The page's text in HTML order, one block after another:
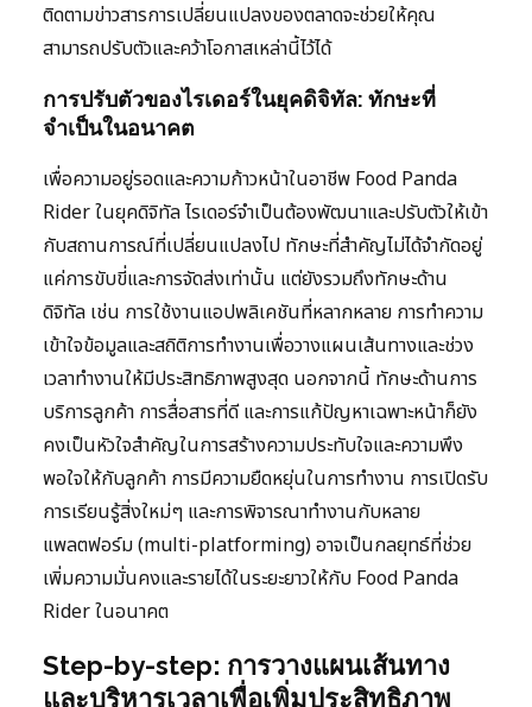
ติดตามข่าวสารการเปลี่ยนแปลงของตลาดจะช่วยให้คุณ
สามารถปรับตัวและคว้าโอกาสเหล่านี้ไว้ได้
การปรับตัวของไรเดอร์ในยุคดิจิทัล: ทักษะที่
จำเป็นในอนาคต
เพื่อความอยู่รอดและความก้าวหน้าในอาชีพ Food Panda
Rider ในยุคดิจิทัล ไรเดอร์จำเป็นต้องพัฒนาและปรับตัวให้เข้า
กับสถานการณ์ที่เปลี่ยนแปลงไป ทักษะที่สำคัญไม่ได้จำกัดอยู่
แค่การขับขี่และการจัดส่งเท่านั้น แต่ยังรวมถึงทักษะด้าน
ดิจิทัล เช่น การใช้งานแอปพลิเคชันที่หลากหลาย การทำความ
เข้าใจข้อมูลและสถิติการทำงานเพื่อวางแผนเส้นทางและช่วง
เวลาทำงานให้มีประสิทธิภาพสูงสุด นอกจากนี้ ทักษะด้านการ
บริการลูกค้า การสื่อสารที่ดี และการแก้ปัญหาเฉพาะหน้าก็ยัง
คงเป็นหัวใจสำคัญในการสร้างความประทับใจและความพึง
พอใจให้กับลูกค้า การมีความยืดหยุ่นในการทำงาน การเปิดรับ
การเรียนรู้สิ่งใหม่ๆ และการพิจารณาทำงานกับหลาย
แพลตฟอร์ม (multi-platforming) อาจเป็นกลยุทธ์ที่ช่วย
เพิ่มความมั่นคงและรายได้ในระยะยาวให้กับ Food Panda
Rider ในอนาคต
Step-by-step: การวางแผนเส้นทาง
และบริหารเวลาเพื่อเพิ่มประสิทธิภาพ